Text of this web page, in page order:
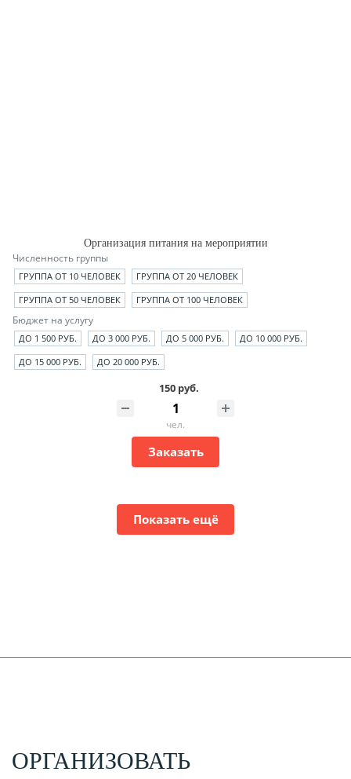
Организация питания на мероприятии
Численность группы
ГРУППА ОТ 10 ЧЕЛОВЕК
ГРУППА ОТ 20 ЧЕЛОВЕК
ГРУППА ОТ 50 ЧЕЛОВЕК
ГРУППА ОТ 100 ЧЕЛОВЕК
Бюджет на услугу
ДО 1 500 РУБ. ДО 3 000 РУБ. ДО 5 000 РУБ.
ДО 10 000 РУБ.
ДО 15 000 РУБ.
ДО 20 000 РУБ.
150 руб.
чел.
Заказать
Показать ещё
ОРГАНИЗОВАТЬ